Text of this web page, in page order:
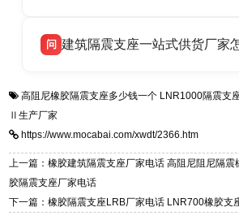
适用于民用住宅隔震工程，实体
震支座，电话：13323182312，
问 建筑隔震支座一站式供货厂家
一站式供货厂家，拥有多年行业
质、检测报告完备，提供选型、
装指导全套服务，厂址衡水高新
迎宾大街 9 号，厂家电话：
高阻尼橡胶隔震支座多少钱一个 LNR1000隔震支
Ⅱ生产厂家
https://www.mocabai.com/xwdt/2366.htm
上一篇：橡胶建筑隔震支座厂家电话 高阻尼阻尼隔
胶隔震支座厂家电话
下一篇：橡胶隔震支座LRB厂家电话 LNR700橡胶支